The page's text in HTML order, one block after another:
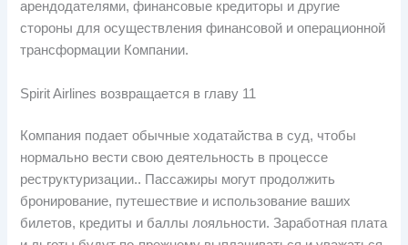
арендодателями, финансовые кредиторы и другие
стороны для осуществления финансовой и операционной
трансформации Компании.
Spirit Airlines возвращается в главу 11
Компания подает обычные ходатайства в суд, чтобы
нормально вести свою деятельность в процессе
реструктуризации.. Пассажиры могут продолжить
бронирование, путешествие и использование ваших
билетов, кредиты и баллы лояльности. Заработная плата